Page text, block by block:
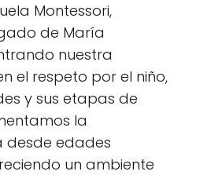
Montessori,
de María
nuestra
el respeto por el niño,
y sus etapas de
la
desde edades
un ambiente